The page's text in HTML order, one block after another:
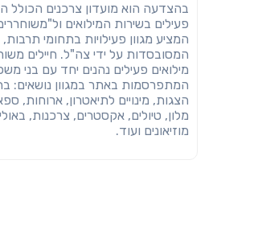
בהצדעה הוא מועדון צרכנים הכולל
פעילים בשירות המילואים
המציע מגוון פעילויות בתחומי תרבות,
המסובסדות על ידי צה"ל. חיילים
מילואים פעילים נהנים יחד עם בני
המתפרסמות באתר במגוון נושאים:
הצגות, מינויים לתיאטרון, ארוחות,
מלון, טיולים, אקסטרים, צרכנות,
מוזיאונים ועוד.